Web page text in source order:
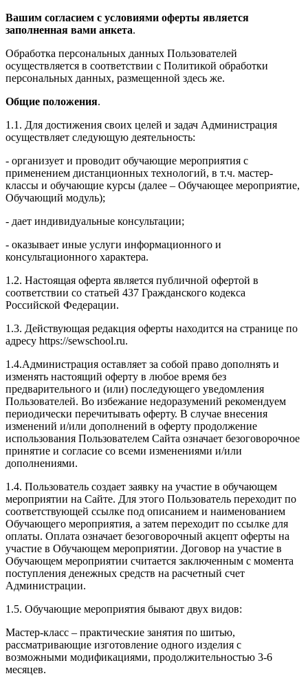
Вашим согласием с условиями оферты является
заполненная вами анкета.
Обработка персональных данных Пользователей
осуществляется в соответствии с Политикой обработки
персональных данных, размещенной здесь же.
Общие положения.
1.1. Для достижения своих целей и задач Администрация
осуществляет следующую деятельность:
- организует и проводит обучающие мероприятия с
применением дистанционных технологий, в т.ч. мастер-
классы и обучающие курсы (далее – Обучающее мероприятие,
Обучающий модуль);
- дает индивидуальные консультации;
- оказывает иные услуги информационного и
консультационного характера.
1.2. Настоящая оферта является публичной офертой в
соответствии со статьей 437 Гражданского кодекса
Российской Федерации.
1.3. Действующая редакция оферты находится на странице по
адресу https://sewschool.ru.
1.4.Администрация оставляет за собой право дополнять и
изменять настоящий оферту в любое время без
предварительного и (или) последующего уведомления
Пользователей. Во избежание недоразумений рекомендуем
периодически перечитывать оферту. В случае внесения
изменений и/или дополнений в оферту продолжение
использования Пользователем Сайта означает безоговорочное
принятие и согласие со всеми изменениями и/или
дополнениями.
1.4. Пользователь создает заявку на участие в обучающем
мероприятии на Сайте. Для этого Пользователь переходит по
соответствующей ссылке под описанием и наименованием
Обучающего мероприятия, а затем переходит по ссылке для
оплаты. Оплата означает безоговорочный акцепт оферты на
участие в Обучающем мероприятии. Договор на участие в
Обучающем мероприятии считается заключенным с момента
поступления денежных средств на расчетный счет
Администрации.
1.5. Обучающие мероприятия бывают двух видов:
Мастер-класс – практические занятия по шитью,
рассматривающие изготовление одного изделия с
возможными модификациями, продолжительностью 3-6
месяцев.